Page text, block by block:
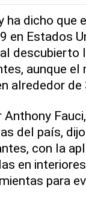
ha dicho que
en Estados
descubierto
aunque
alrededor de
Anthony
del país,
con la
en
para